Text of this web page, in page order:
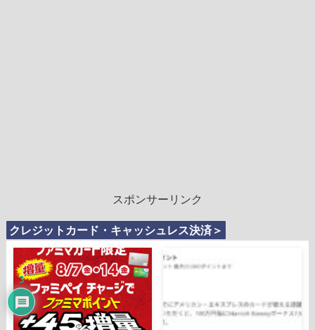
スポンサーリンク
クレジットカード・キャッシュレス決済＞
3